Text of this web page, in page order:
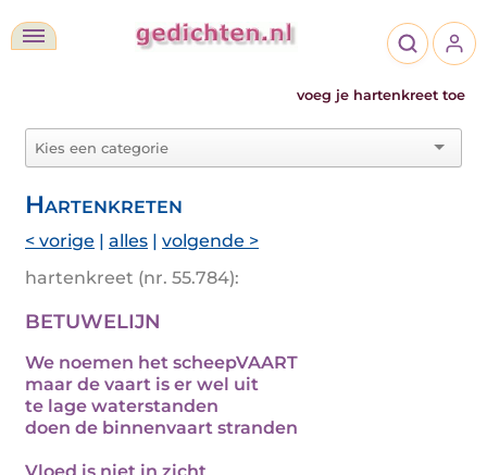
voeg je hartenkreet toe
Hartenkreten
< vorige | alles | volgende >
hartenkreet (nr. 55.784):
BETUWELIJN
We noemen het scheepVAART
maar de vaart is er wel uit
te lage waterstanden
doen de binnenvaart stranden